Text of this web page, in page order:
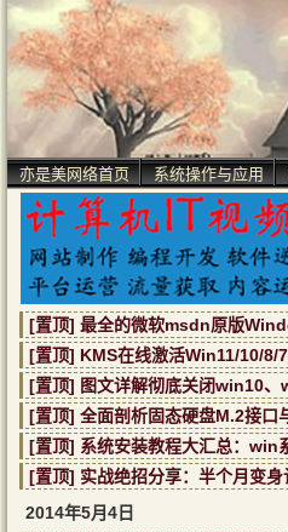
亦是美网络首页 系统操作与应用
[置顶] 最全的微软msdn原版
[置顶] KMS在线激活Win11/10/
[置顶] 图文详解彻底关闭win10
[置顶] 全面剖析固态硬盘M.2接口
[置顶] 系统安装教程大汇总：win
[置顶] 实战绝招分享：半个月变
2014年5月4日